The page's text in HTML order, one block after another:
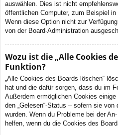
auswählen. Dies ist nicht
öffentlichen Computer, zum Beispiel
Wenn diese Option nicht zur
von der Board-Administration
Wozu ist die „Alle Cookies
Funktion?
„Alle Cookies des Boards löschen“
hat und die dafür sorgen, dass du im
Außerdem ermöglichen Cookies
den „Gelesen“-Status – sofern sie
wurden. Wenn du Probleme bei der
helfen, wenn du die Cookies des